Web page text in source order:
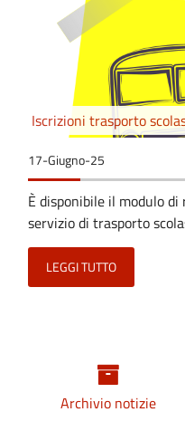
Iscrizioni trasporto
17-Giugno-25
È disponibile il modulo
servizio di trasporto
LEGGI TUTTO
Archivio notizie